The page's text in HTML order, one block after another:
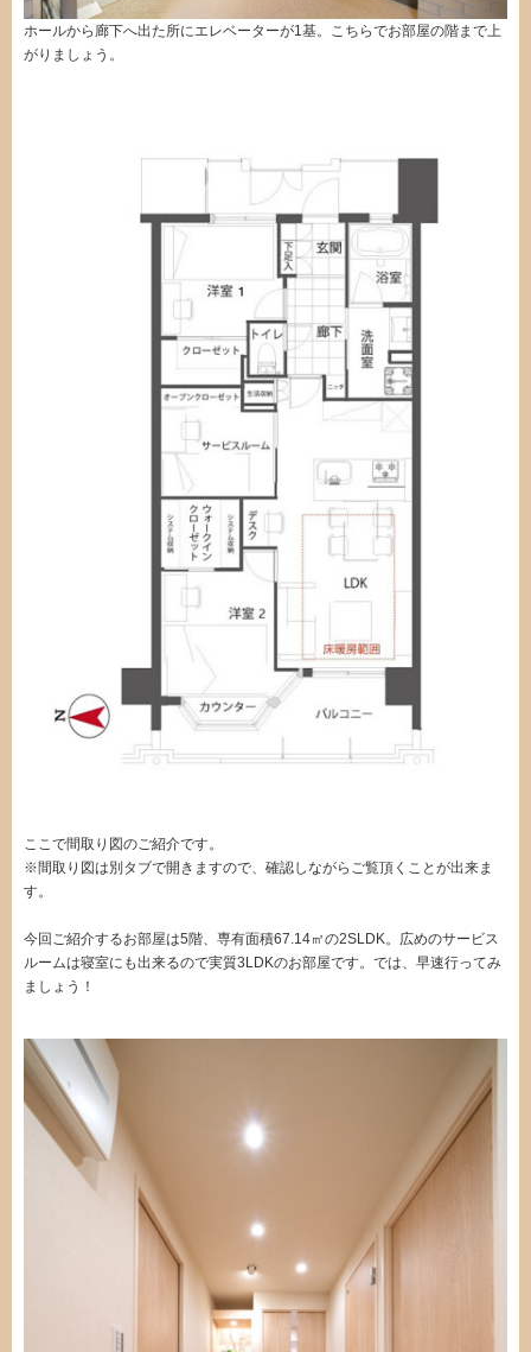
ホールから廊下へ出た所にエレベーターが1基。こちらでお部屋の階まで上
がりましょう。
ここで間取り図のご紹介です。
※間取り図は別タブで開きますので、確認しながらご覧頂くことが出来ま
す。
今回ご紹介するお部屋は5階、専有面積67.14㎡の2SLDK。広めのサービス
ルームは寝室にも出来るので実質3LDKのお部屋です。では、早速行ってみ
ましょう！